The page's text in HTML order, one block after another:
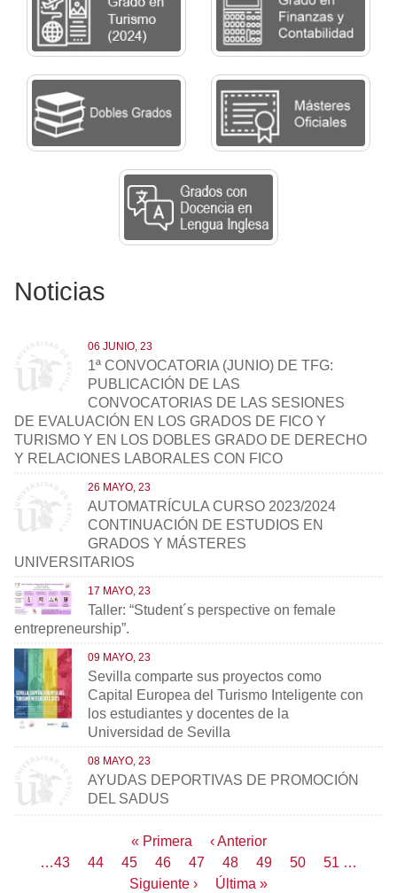
Noticias
06 JUNIO, 23
1ª CONVOCATORIA (JUNIO) DE TFG:
PUBLICACIÓN DE LAS
CONVOCATORIAS DE LAS SESIONES
DE EVALUACIÓN EN LOS GRADOS DE FICO Y
TURISMO Y EN LOS DOBLES GRADO DE DERECHO
Y RELACIONES LABORALES CON FICO
26 MAYO, 23
AUTOMATRÍCULA CURSO 2023/2024
CONTINUACIÓN DE ESTUDIOS EN
GRADOS Y MÁSTERES
UNIVERSITARIOS
17 MAYO, 23
Taller: “Student´s perspective on female
entrepreneurship”.
09 MAYO, 23
Sevilla comparte sus proyectos como
Capital Europea del Turismo Inteligente con
los estudiantes y docentes de la
Universidad de Sevilla
08 MAYO, 23
AYUDAS DEPORTIVAS DE PROMOCIÓN
DEL SADUS
Primera
página
« Primera
Página
anterior
‹ Anterior
Page
…43 Page
44 Page
45 Page
46
Página
actual
47 Page
48 Page
49 Page
50 Page
51 …
Siguiente
Siguiente ›
Última
Última »